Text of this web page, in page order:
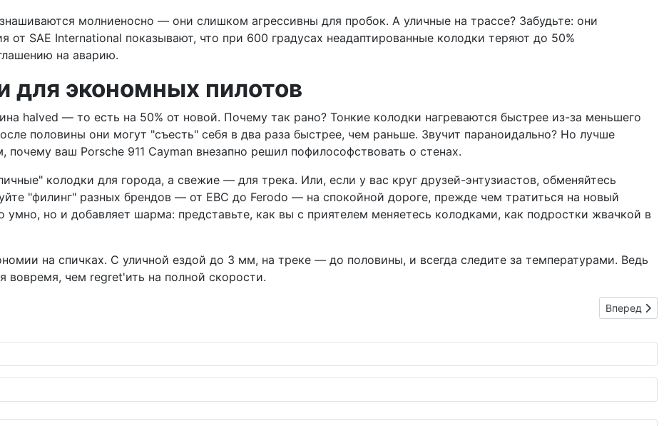
молниеносно — они слишком агрессивны для пробок. А уличные на трассе? Забудьте: они
от SAE International показывают, что при 600 градусах неадаптированные колодки теряют до 50%
на аварию.
для экономных пилотов
halved — то есть на 50% от новой. Почему так рано? Тонкие колодки нагреваются быстрее из-за меньшего
половины они могут "съесть" себя в два раза быстрее, чем раньше. Звучит параноидально? Но лучше
почему ваш Porsche 911 Cayman внезапно решил пофилософствовать о стенах.
колодки для города, а свежие — для трека. Или, если у вас круг друзей-энтузиастов, обменяйтесь
"филинг" разных брендов — от EBC до Ferodo — на спокойной дороге, прежде чем тратиться на новый
умно, но и добавляет шарма: представьте, как вы с приятелем меняетесь колодками, как подростки жвачкой в
на спичках. С уличной ездой до 3 мм, на треке — до половины, и всегда следите за температурами. Ведь
вовремя, чем regret'ить на полной скорости.
заряжают хаос улиц Дакки Следующий:
Вперед